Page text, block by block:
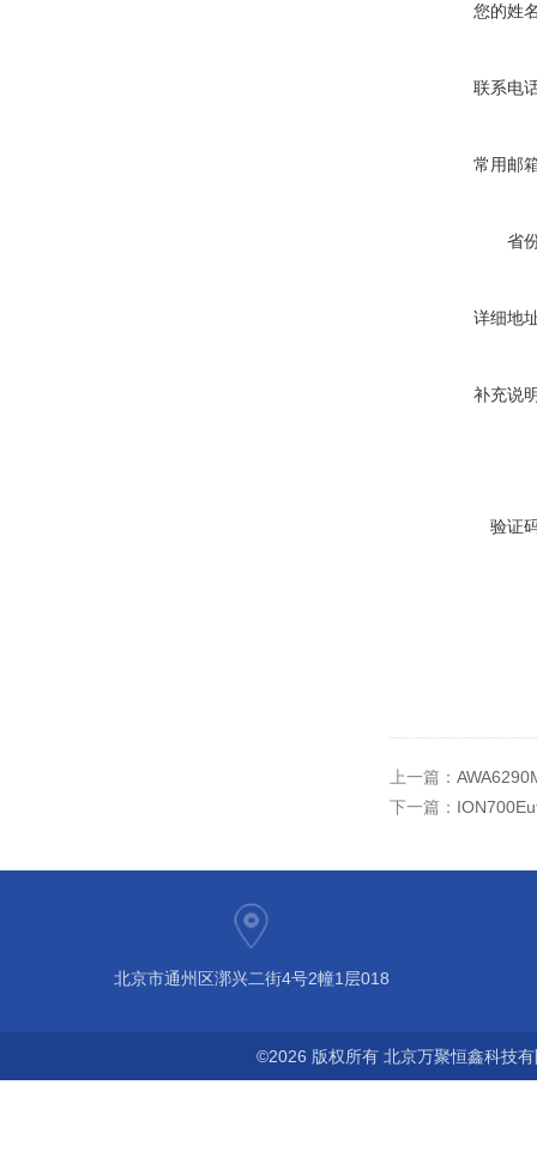
您的姓
联系电
常用邮
省
详细地
补充说
验证
上一篇：
下一篇：
北京市通州区漷兴二街4号2幢1层018
©2026 版权所有 北京万聚恒鑫科技